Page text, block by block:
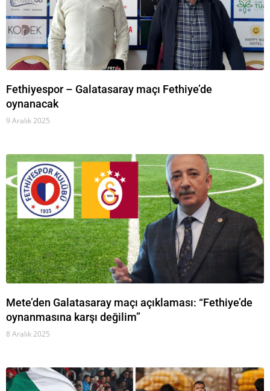
Fethiyespor – Galatasaray maçı Fethiye’de
oynanacak
9 Aralık 2025
Mete’den Galatasaray maçı açıklaması: “Fethiye’de
oynanmasına karşı değilim”
8 Aralık 2025